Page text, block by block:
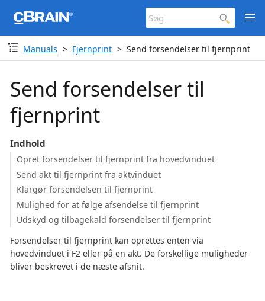
Manuals Fjernprint Send forsendelser til fjernprint
Send forsendelser til
fjernprint
Indhold
Opret forsendelser til fjernprint fra hovedvinduet
Send akt til fjernprint fra aktvinduet
Klargør forsendelsen til fjernprint
Mulighed for at følge afsendelse til fjernprint
Udskyd og tilbagekald forsendelser til fjernprint
Forsendelser til fjernprint kan oprettes enten via
hovedvinduet i F2 eller på en akt. De forskellige muligheder
bliver beskrevet i de næste afsnit.